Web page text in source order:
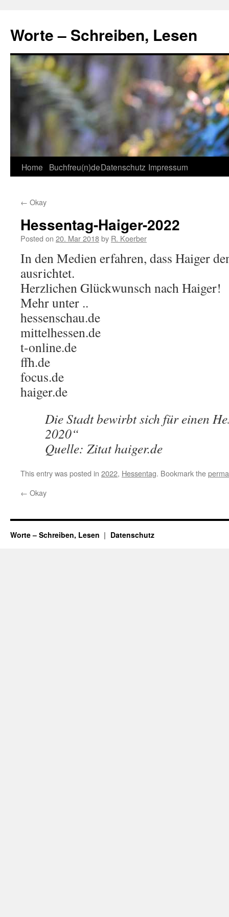
content
Worte – Schreiben, Lesen
Home Buchfreu(n)deDatenschutz Impressum
← Okay
Hessentag-Haiger-2022
Posted on 20. Mar 2018by R. Koerber
In den Medien erfahren, dass Haiger
ausrichtet.
Herzlichen Glückwunsch nach Haiger!
Mehr unter ..
hessenschau.de
mittelhessen.de
t-online.de
ffh.de
focus.de
haiger.de
Die Stadt bewirbt sich für einen
2020“
Quelle: Zitat haiger.de
This entry was posted in 2022, Hessentag. Bookmark the
← Okay
Worte – Schreiben, Lesen Datenschutz